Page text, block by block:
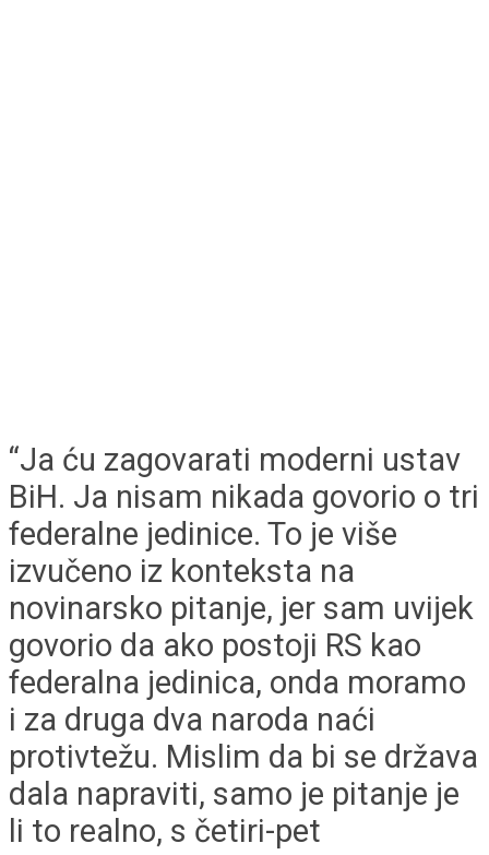
“Ja ću zagovarati moderni ustav
BiH. Ja nisam nikada govorio o tri
federalne jedinice. To je više
izvučeno iz konteksta na
novinarsko pitanje, jer sam uvijek
govorio da ako postoji RS kao
federalna jedinica, onda moramo
i za druga dva naroda naći
protivtežu. Mislim da bi se država
dala napraviti, samo je pitanje je
li to realno, s četiri-pet